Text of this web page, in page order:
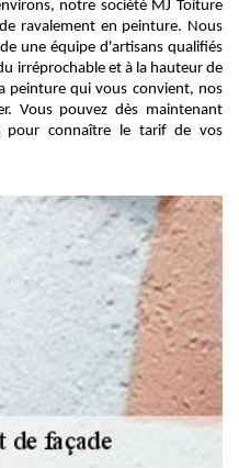
notre société MJ Toiture
ravalement en peinture. Nous
une équipe d'artisans qualifiés
irréprochable et à la hauteur de
peinture qui vous convient, nos
Vous pouvez dès maintenant
pour connaître le tarif de vos